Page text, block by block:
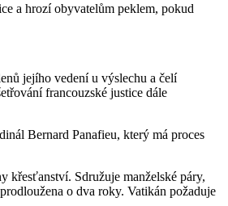
a hrozí obyvatelům peklem, pokud
jejího vedení u výslechu a čelí
francouzské justice dále
Ber­nard Panafieu, který má proces
křesťanství. Sdružuje manželské páry,
o dva roky. Vatikán požaduje